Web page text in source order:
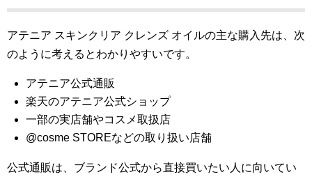
アテニア スキンクリア クレンズ オイルの主な購入先は、次
のように考えるとわかりやすいです。
アテニア公式通販
楽天のアテニア公式ショップ
一部の実店舗やコスメ取扱店
@cosme STOREなどの取り扱い店舗
公式通販は、ブランド公式から直接買いたい人に向いてい